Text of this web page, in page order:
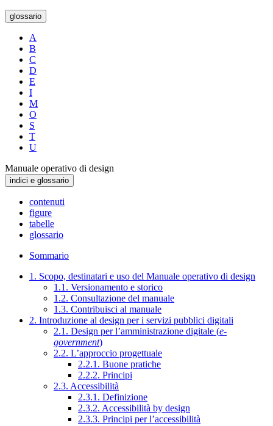
glossario
A
B
C
D
E
I
M
O
S
T
U
Manuale operativo di design
indici e glossario
contenuti
figure
tabelle
glossario
Sommario
1. Scopo, destinatari e uso del Manuale operativo di design
1.1. Versionamento e storico
1.2. Consultazione del manuale
1.3. Contribuisci al manuale
2. Introduzione al design per i servizi pubblici digitali
2.1. Design per l’amministrazione digitale (e-
government)
2.2. L’approccio progettuale
2.2.1. Buone pratiche
2.2.2. Principi
2.3. Accessibilità
2.3.1. Definizione
2.3.2. Accessibilità by design
2.3.3. Principi per l’accessibilità